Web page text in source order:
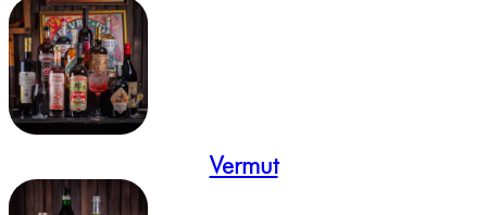
Vermut